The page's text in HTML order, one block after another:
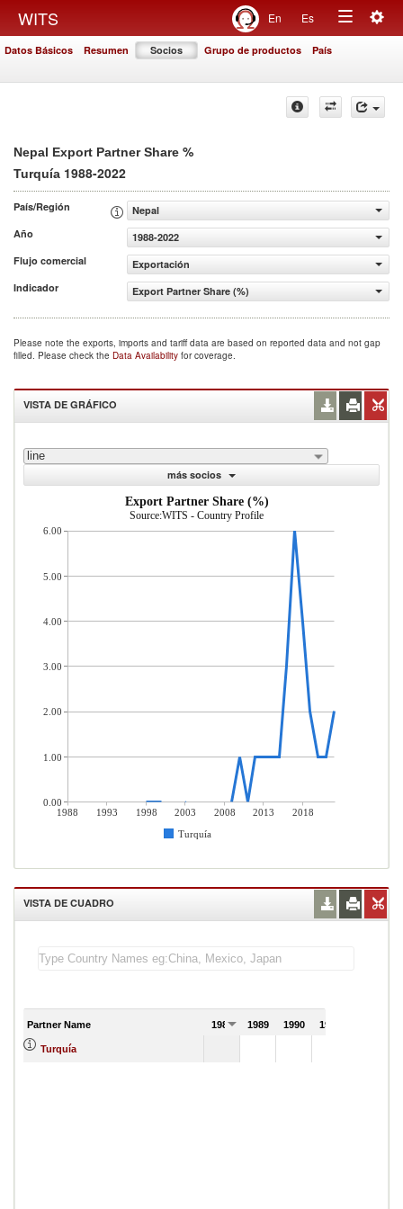
WITS En Es
Toggle
Datos Básicos Resumen Socios Grupo de productos País
Nepal Export Partner Share %
Turquía 1988-2022
País/Región
Nepal
Año
1988-2022
Flujo comercial
Exportación
Indicador
Export Partner Share (%)
Please note the exports, imports and tariff data are based on reported data and not gap
filled. Please check the Data Availability for coverage.
VISTA DE GRÁFICO
line
más socios
Export Partner Share (%)
Source:WITS - Country Profile
1988 1993 1998 2003 2008 2013
2018
Turquía
6.00
5.00
4.00
3.00
2.00
1.00
0.00
VISTA DE CUADRO
Partner Name 1988 1989 1990 1991
Turquía